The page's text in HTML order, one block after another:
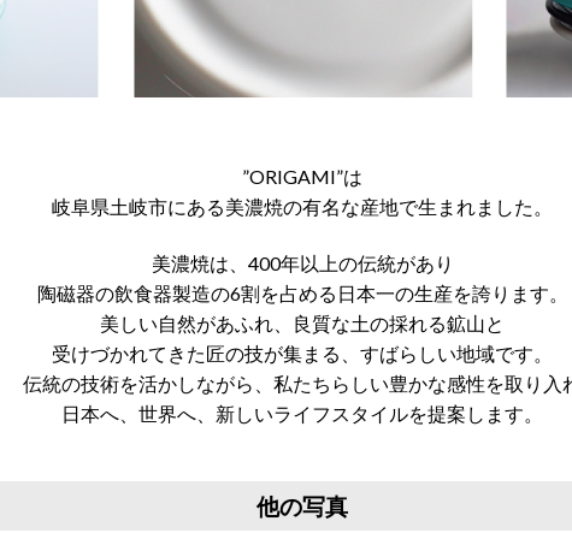
”ORIGAMI”は
岐阜県土岐市にある美濃焼の有名な産地で生まれました。
美濃焼は、400年以上の伝統があり
陶磁器の飲食器製造の6割を占める日本一の生産を誇ります。
美しい自然があふれ、良質な土の採れる鉱山と
受けづかれてきた匠の技が集まる、すばらしい地域です。
伝統の技術を活かしながら、私たちらしい豊かな感性を取り入
日本へ、世界へ、新しいライフスタイルを提案します。
他の写真